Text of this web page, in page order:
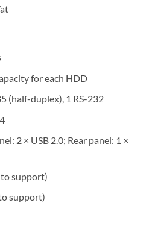
for each HDD
(half-duplex), 1 RS-232
2 × USB 2.0; Rear panel: 1 ×
support)
support)